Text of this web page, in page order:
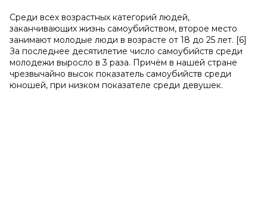
Среди всех возрастных категорий людей,
заканчивающих жизнь самоубийством, второе место
занимают молодые люди в возрасте от 18 до 25 лет. [6]
За последнее десятилетие число самоубийств среди
молодежи выросло в 3 раза. Причём в нашей стране
чрезвычайно высок показатель самоубийств среди
юношей, при низком показателе среди девушек.